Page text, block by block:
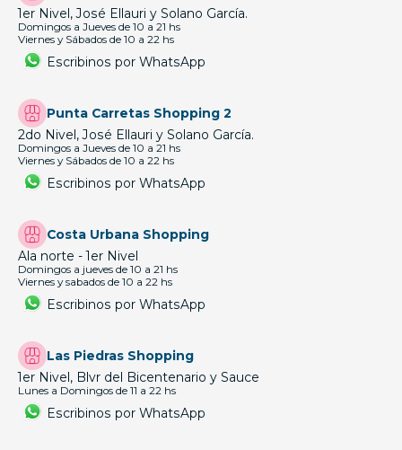
1er Nivel, José Ellauri y Solano García.
Domingos a Jueves de 10 a 21 hs
Viernes y Sábados de 10 a 22 hs
Escribinos por WhatsApp
Punta Carretas Shopping 2
2do Nivel, José Ellauri y Solano García.
Domingos a Jueves de 10 a 21 hs
Viernes y Sábados de 10 a 22 hs
Escribinos por WhatsApp
Costa Urbana Shopping
Ala norte - 1er Nivel
Domingos a jueves de 10 a 21 hs
Viernes y sabados de 10 a 22 hs
Escribinos por WhatsApp
Las Piedras Shopping
1er Nivel, Blvr del Bicentenario y Sauce
Lunes a Domingos de 11 a 22 hs
Escribinos por WhatsApp